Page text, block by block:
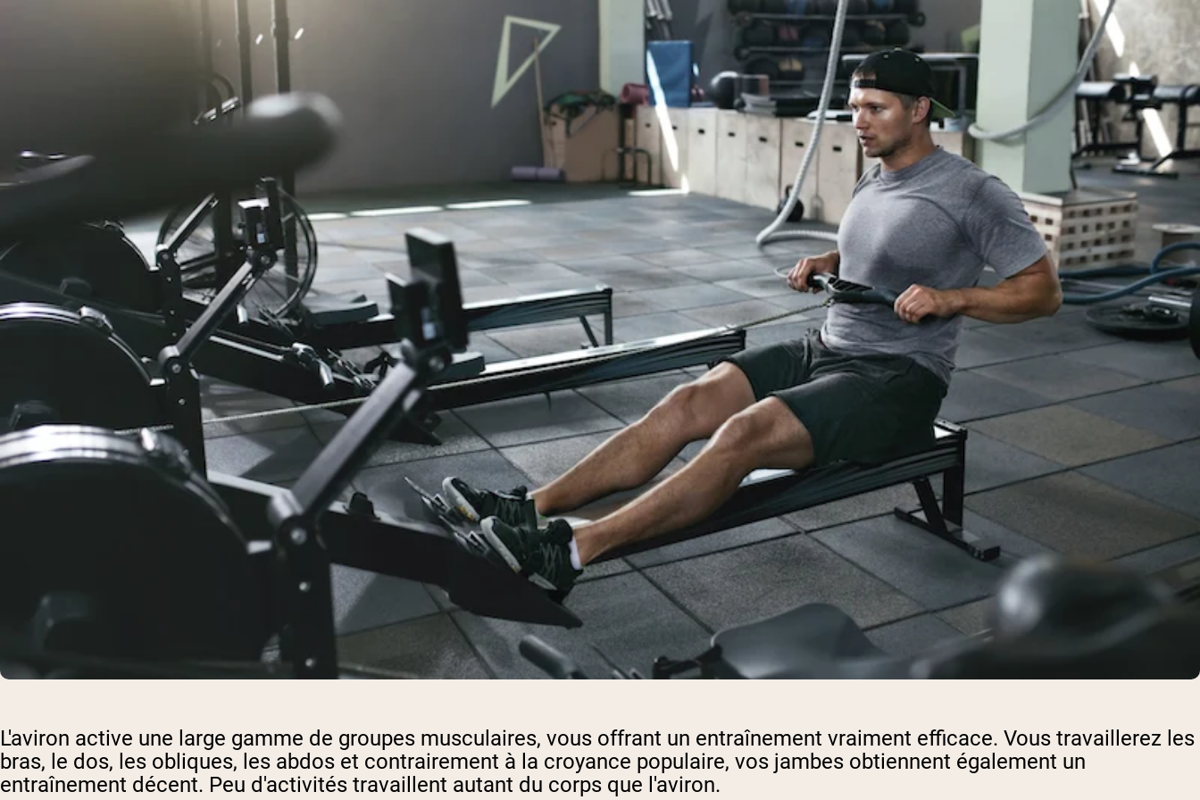
L'aviron active une large gamme de groupes musculaires, vous offrant un entraînement vraiment efficace. Vous travaillerez les
bras, le dos, les obliques, les abdos et contrairement à la croyance populaire, vos jambes obtiennent également un
entraînement décent. Peu d'activités travaillent autant du corps que l'aviron.